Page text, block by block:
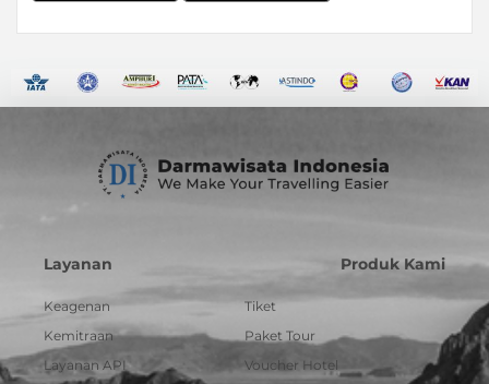
Layanan
Keagenan
Kemitraan
Layanan API
Produk Kami
Tiket
Paket Tour
Voucher Hotel